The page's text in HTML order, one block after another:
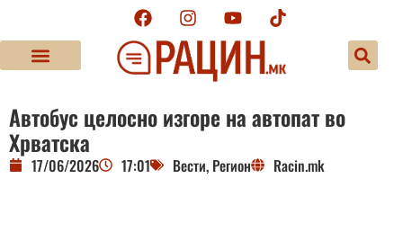
Автобус целосно изгоре на автопат во
Хрватска
17/06/2026 17:01 Вести, Регион Racin.mk